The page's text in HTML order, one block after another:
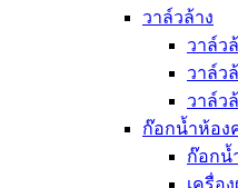
วาล์วล้าง
วาล์ว
วาล์ว
วาล์ว
ก๊อกน้ำห้อง
ก๊อกน้
เครื่อ